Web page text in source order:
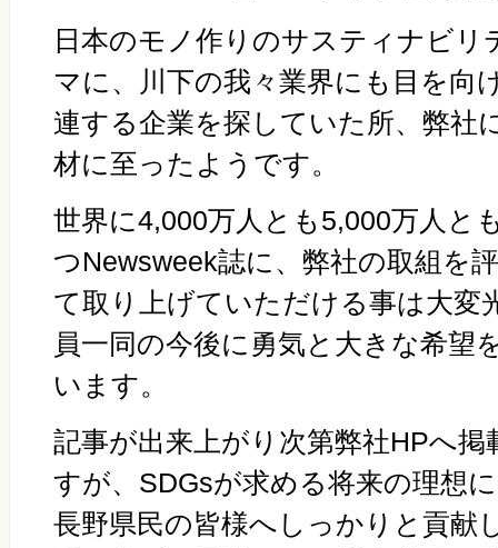
日本のモノ作りのサスティナビリ
マに、川下の我々業界にも目を向
連する企業を探していた所、弊社
材に至ったようです。
世界に4,000万人とも5,000万人と
つNewsweek誌に、弊社の取組を
て取り上げていただける事は大変
員一同の今後に勇気と大きな希望
います。
記事が出来上がり次第弊社HPへ
すが、SDGsが求める将来の理想
長野県民の皆様へしっかりと貢献